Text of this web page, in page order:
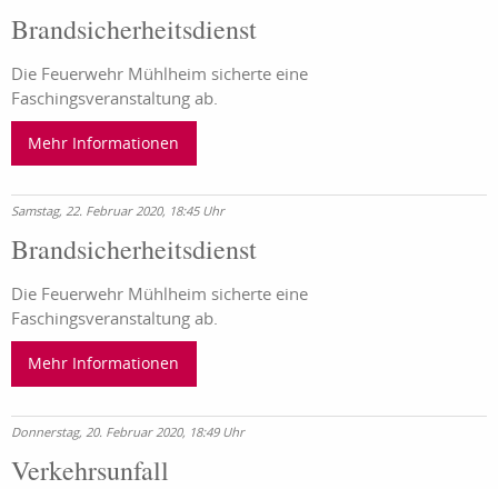
Brandsicherheitsdienst
Die Feuerwehr Mühlheim sicherte eine
Faschingsveranstaltung ab.
Mehr Informationen
Samstag, 22. Februar 2020, 18:45 Uhr
Brandsicherheitsdienst
Die Feuerwehr Mühlheim sicherte eine
Faschingsveranstaltung ab.
Mehr Informationen
Donnerstag, 20. Februar 2020, 18:49 Uhr
Verkehrsunfall